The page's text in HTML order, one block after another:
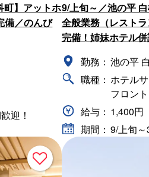
町】アットホ
備／のんび
迎！
9/上旬～／池の平
全般業務（レスト
完備！姉妹ホテル
勤務： 池の平
職種： ホテル
フロント
給与： 1,400円
期間： 9/上旬